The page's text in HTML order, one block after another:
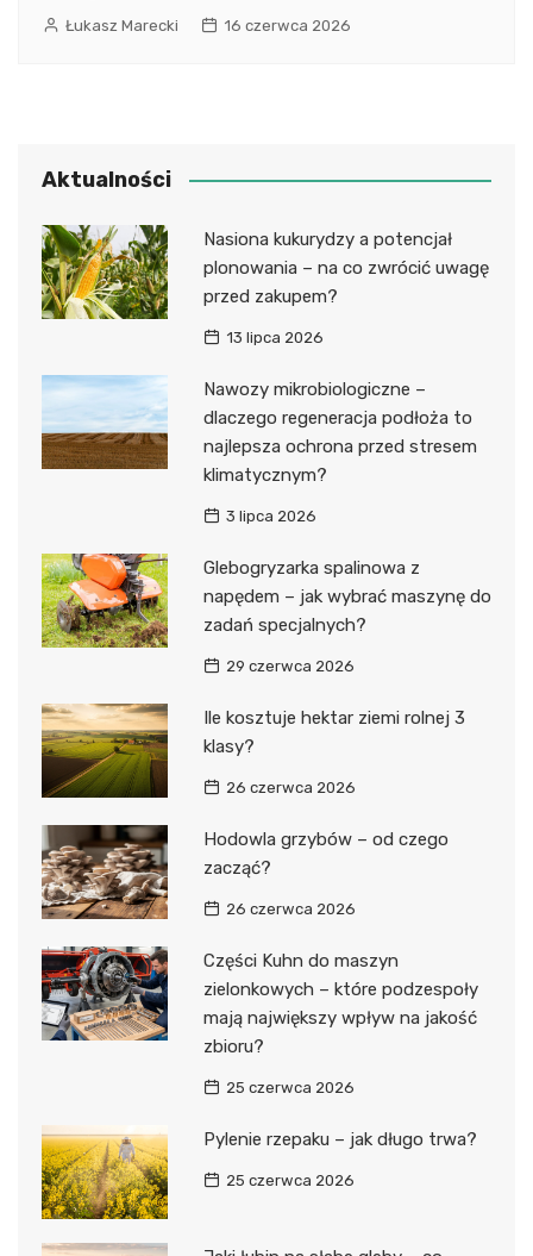
Łukasz Marecki 16 czerwca 2026
Aktualności
Nasiona kukurydzy a potencjał
plonowania – na co zwrócić uwagę
przed zakupem?
13 lipca 2026
Nawozy mikrobiologiczne –
dlaczego regeneracja podłoża to
najlepsza ochrona przed stresem
klimatycznym?
3 lipca 2026
Glebogryzarka spalinowa z
napędem – jak wybrać maszynę do
zadań specjalnych?
29 czerwca 2026
Ile kosztuje hektar ziemi rolnej 3
klasy?
26 czerwca 2026
Hodowla grzybów – od czego
zacząć?
26 czerwca 2026
Części Kuhn do maszyn
zielonkowych – które podzespoły
mają największy wpływ na jakość
zbioru?
25 czerwca 2026
Pylenie rzepaku – jak długo trwa?
25 czerwca 2026